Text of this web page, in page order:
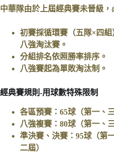
中華隊由於上屆經典賽未晉級，
初賽採循環賽（五隊×四
八強淘汰賽。
分組排名依照勝率排序。
八強賽起為單敗淘汰制。
經典賽規則-用球數特殊限制
各區預賽：65球（第一、
八強複賽：80球（第一、
準決賽、決賽：95球（第
二屆）